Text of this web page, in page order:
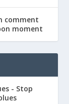
comment
moment
- Stop